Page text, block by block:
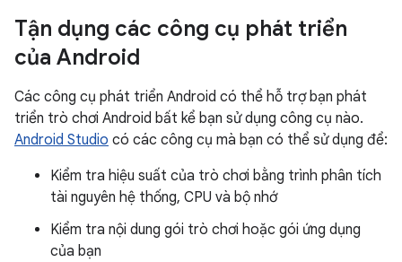
Tận dụng các công cụ phát triển
của Android
Các công cụ phát triển Android có thể hỗ trợ bạn phát
triển trò chơi Android bất kể bạn sử dụng công cụ nào.
Android Studio có các công cụ mà bạn có thể sử dụng để:
Kiểm tra hiệu suất của trò chơi bằng trình phân tích
tài nguyên hệ thống, CPU và bộ nhớ
Kiểm tra nội dung gói trò chơi hoặc gói ứng dụng
của bạn